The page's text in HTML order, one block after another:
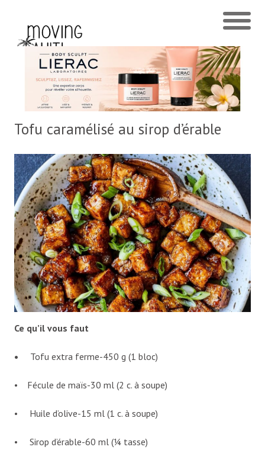
Tofu caramélisé au sirop d’érable
Ce qu’il vous faut
• Tofu extra ferme-450 g (1 bloc)
• Fécule de maïs-30 ml (2 c. à soupe)
• Huile d’olive-15 ml (1 c. à soupe)
• Sirop d’érable-60 ml (¼ tasse)